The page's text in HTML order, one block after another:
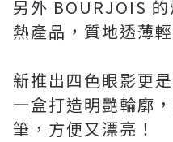
另外 BOURJOIS
熱產品，質地透薄
新推出四色眼影更
一盒打造明艷輪廓
筆，方便又漂亮！